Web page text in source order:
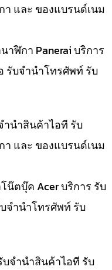
และ ของแบรนด์เนม
ฬิกา Panerai บริการ
รับจำนำโทรศัพท์ รับ
ำนำสินค้าไอที รับ
และ ของแบรนด์เนม
น๊ตบุ๊ค Acer บริการ รับ
จำนำโทรศัพท์ รับ
บจำนำสินค้าไอที รับ